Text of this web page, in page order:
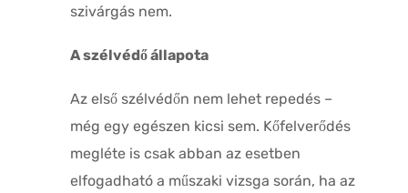
szivárgás nem.
A szélvédő állapota
Az első szélvédőn nem lehet repedés –
még egy egészen kicsi sem. Kőfelverődés
megléte is csak abban az esetben
elfogadható a műszaki vizsga során, ha az